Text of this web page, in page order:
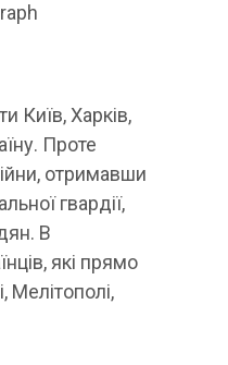
Київ, Харків,
Проте
отримавши
гвардії,
В
які прямо